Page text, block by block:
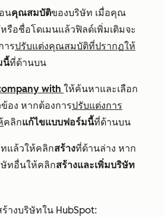
นคุณสมบัติของบริษัท เมื่อคุณ
อชื่อโดเมนแล้วฟิลด์เพิ่มเติมจะ
ารปรับแต่งคุณสมบัติที่ปรากฏให้
นี้ที่ด้านบน
with ให้ค้นหาและเลือก
อง หากต้องการปรับแต่งการ
คลิกแก้ไขแบบฟอร์มนี้ที่ด้านบน
แล้วให้คลิกสร้างที่ด้านล่าง หาก
ทอื่นให้คลิกสร้างและเพิ่มบริษัท
างบริษัทใน HubSpot: